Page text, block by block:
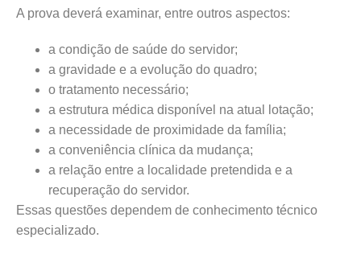
A prova deverá examinar, entre outros aspectos:
a condição de saúde do servidor;
a gravidade e a evolução do quadro;
o tratamento necessário;
a estrutura médica disponível na atual lotação;
a necessidade de proximidade da família;
a conveniência clínica da mudança;
a relação entre a localidade pretendida e a
recuperação do servidor.
Essas questões dependem de conhecimento técnico
especializado.